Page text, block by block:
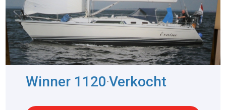
Winner 1120-Verkocht